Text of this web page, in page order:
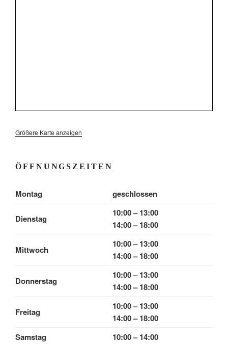
Größere Karte anzeigen
ÖFFNUNGSZEITEN
Montag geschlossen
Dienstag
10:00 – 13:00
14:00 – 18:00
Mittwoch
10:00 – 13:00
14:00 – 18:00
Donnerstag
10:00 – 13:00
14:00 – 18:00
Freitag
10:00 – 13:00
14:00 – 18:00
Samstag
10:00 – 14:00